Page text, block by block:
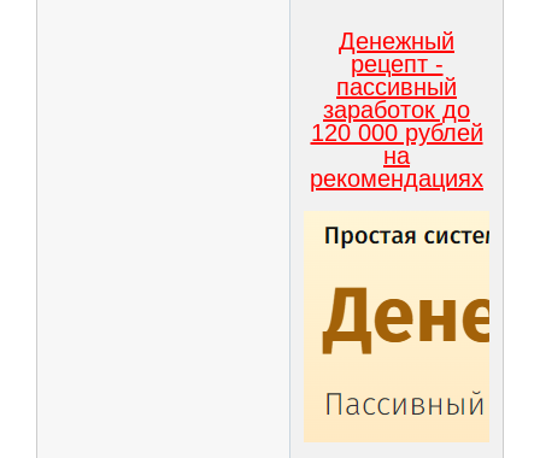
Денежный
рецепт -
пассивный
заработок до
120 000 рублей
на
рекомендациях